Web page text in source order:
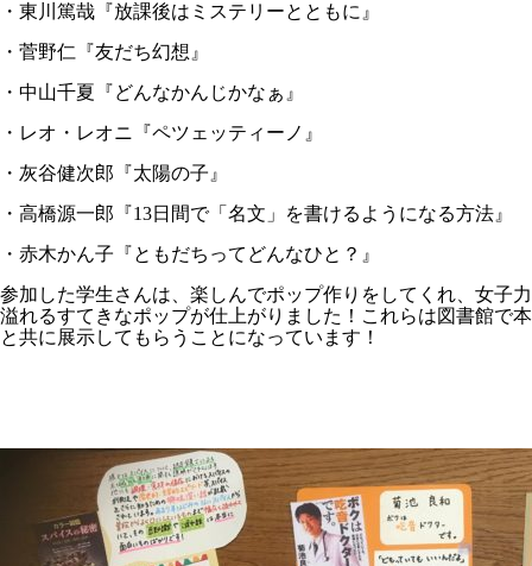
・東川篤哉『放課後はミステリーとともに』
・菅野仁『友だち幻想』
・中山千夏『どんなかんじかなぁ』
・レオ・レオニ『ペツェッティーノ』
・灰谷健次郎『太陽の子』
・高橋源一郎『13日間で「名文」を書けるようになる方法』
・赤木かん子『ともだちってどんなひと？』
参加した学生さんは、楽しんでポップ作りをしてくれ、女子力
溢れるすてきなポップが仕上がりました！これらは図書館で本
と共に展示してもらうことになっています！